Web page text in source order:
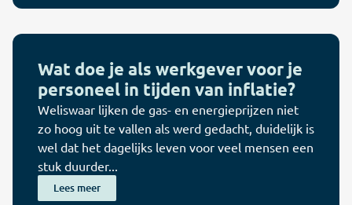
Wat doe je als werkgever voor je
personeel in tijden van inflatie?
Weliswaar lijken de gas- en energieprijzen niet
zo hoog uit te vallen als werd gedacht, duidelijk is
wel dat het dagelijks leven voor veel mensen een
stuk duurder...
Lees meer